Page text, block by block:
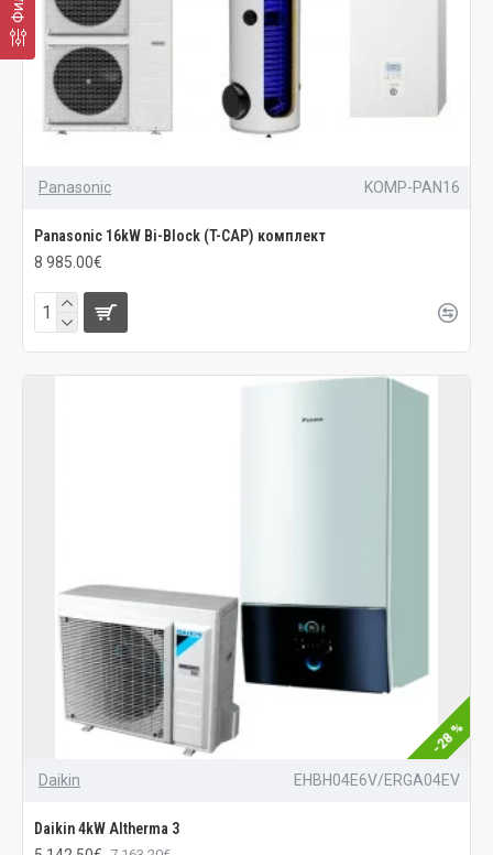
Panasonic KOMP-PAN16
Panasonic 16kW Bi-Block (T-CAP) комплект
8 985.00€
-28 %
Daikin EHBH04E6V/ERGA04EV
Daikin 4kW Altherma 3